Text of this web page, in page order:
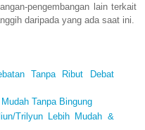
pengembangan lain terkait
daripada yang ada saat ini.
Tanpa Ribut Debat
Tanpa Bingung
Trilyun Lebih Mudah &